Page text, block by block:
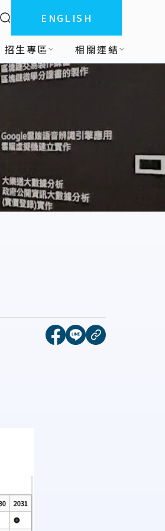
全站搜索ENGLISH
招生專區 相關連結
[另開新視窗]分享到
[另開新視窗]分享
複製連結